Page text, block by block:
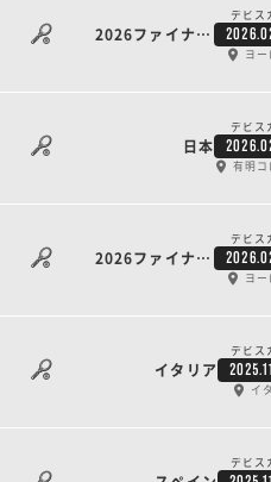
デビス
2026ファイナル予選 第1ラウンド 2日目
ヨ
デビス
日本
有明コ
デビス
2026ファイナル予選 第1ラウンド 1日目
ヨ
デビス
イタリア
イ
デビス